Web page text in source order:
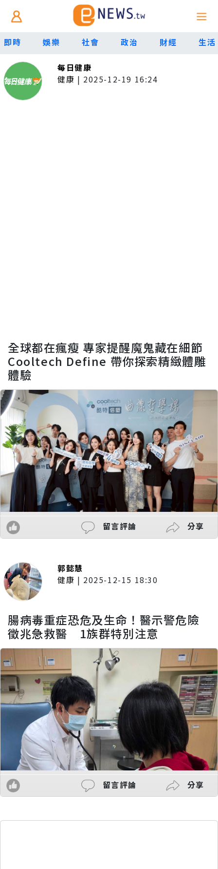
即時 娛樂 社會 政治 財經 生活
每日健康
健康 | 2025-12-19 16:24
全球都在瘋瘦 專家提醒魔鬼藏在細節
Cooltech Define 帶你探索精緻體雕
體驗
留言評論 分享
郭懿慧
健康 | 2025-12-15 18:30
腸病毒重症恐危及生命！醫示警危險
徵兆急救醫 1族群特別注意
留言評論 分享